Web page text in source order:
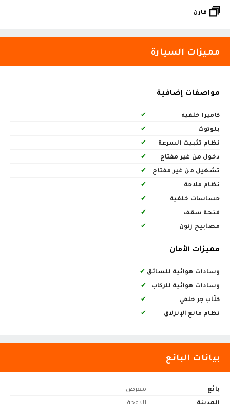
قارن
مميزات السيارة
مواصفات إضافية
كاميرا خلفيه
✔
بلوتوث
✔
نظام تثبيت السرعة
✔
دخول من غير مفتاح
✔
تشغيل من غير مفتاح
✔
نظام ملاحة
✔
حساسات خلفية
✔
فتحة سقف
✔
مصابيح زنون
✔
مميزات الأمان
وسادات هوائية للسائق ✔
وسادات هوائية للركاب
✔
كلّاب جر خلفي
✔
نظام مانع الإنزلاق
✔
بيانات البائع
بائع
معرض